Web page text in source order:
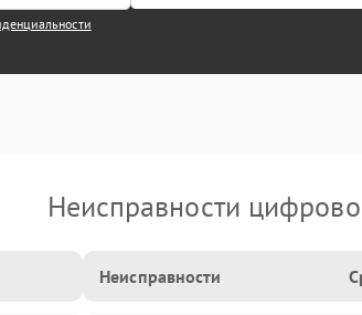
Неисправности
Неисправности